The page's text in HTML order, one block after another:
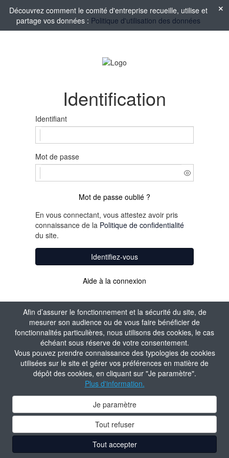
Afin d’assurer le fonctionnement et la sécurité du site, de
mesurer son audience ou de vous faire bénéficier de
fonctionnalités particulières, nous utilisons des cookies, le cas
échéant sous réserve de votre consentement.
Vous pouvez prendre connaissance des typologies de cookies
utilisées sur le site et gérer vos préférences en matière de
dépôt des cookies, en cliquant sur "Je paramètre".
Plus d'information.
Je paramètre
Tout refuser
Tout accepter
Découvrez comment le comité d'entreprise recueille, utilise et
partage vos données : Politique d'utilisation des données
Identification
Identifiant
Mot de passe
Mot de passe oublié ?
En vous connectant, vous attestez avoir pris
connaissance de la Politique de confidentialité
du site.
Identifiez-vous
Aide à la connexion